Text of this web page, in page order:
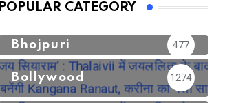
POPULAR CATEGORY
Bhojpuri 477
Bollywood 1274